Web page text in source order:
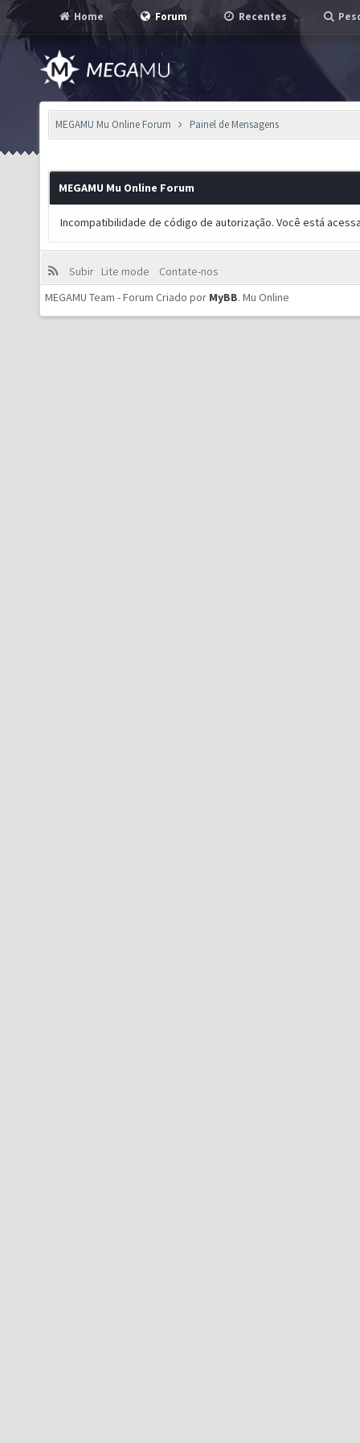
Home Forum Recentes
MEGAMU Mu Online Forum Painel de Mensagens
MEGAMU Mu Online Forum
Incompatibilidade de código de autorização. Você está
Subir Lite mode
Contate-nos
MEGAMU Team - Forum Criado por MyBB. Mu Online